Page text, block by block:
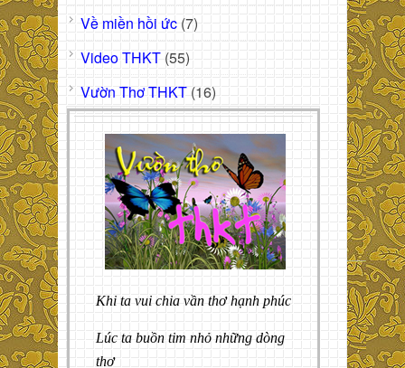
Về miền hồi ức (7)
Video THKT (55)
Vườn Thơ THKT (16)
Khi ta vui chia vần thơ hạnh phúc
Lúc ta buồn tim nhỏ những dòng
thơ